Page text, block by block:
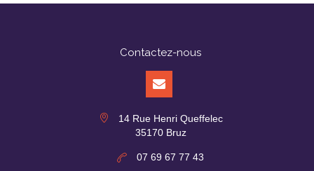
Contactez-nous
14 Rue Henri Queffelec
35170 Bruz
07 69 67 77 43